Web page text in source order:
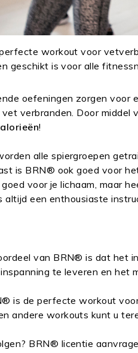
workout voor
geschikt is voor alle
oefeningen zorgen voor
verbranden. Door middel
!
alle spiergroepen
is BRN® ook goed voor
voor je lichaam, maar
altijd een enthousiaste
van BRN® is dat het
te leveren en het
is de perfecteworkout
andere workouts kunt u
BRN® licentie